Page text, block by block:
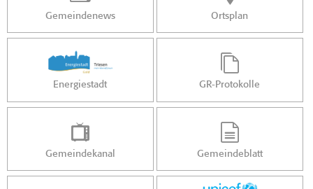
Gemeindenews Ortsplan
Energiestadt GR-Protokolle
Gemeindekanal Gemeindeblatt